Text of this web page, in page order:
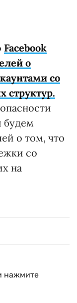
Facebook
о
со
структур.
будем
о том, что
со
на
нажмите